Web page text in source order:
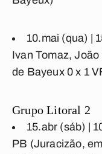
10.mai (qua) |
Ivan Tomaz, João
de Bayeux 0 x 1
Grupo Litoral 2
15.abr (sáb) |
PB (Juracizão,